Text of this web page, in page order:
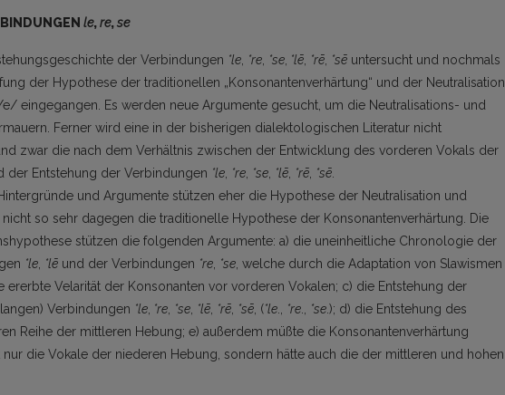
le,re,se
der Verbindungen *le, *re, *se, *lē, *rē, *sē untersucht und nochmals
der Hypothese der traditionellen „Konsonantenverhärtung“ und der Neutralisation
eingegangen. Es werden neue Argumente gesucht, um die Neutralisations- und
Ferner wird eine in der bisherigen dialektologischen Literatur nicht
zwar die nach dem Verhältnis zwischen der Entwicklung des vorderen Vokals der
der Entstehung der Verbindungen *le, *re, *se, *lē, *rē, *sē.
und Argumente stützen eher die Hypothese der Neutralisation und
so sehr dagegen die traditionelle Hypothese der Konsonantenverhärtung. Die
stützen die folgenden Argumente: a) die uneinheitliche Chronologie der
*le, *lē und der Verbindungen *re, *se, welche durch die Adaptation von Slawismen
Velarität der Konsonanten vor vorderen Vokalen; c) die Entstehung der
Verbindungen *le, *re, *se, *lē, *rē, *sē, (*le., *re., *se.); d) die Entstehung des
Reihe der mittleren Hebung; e) außerdem müßte die Konsonantenverhärtung
die Vokale der niederen Hebung, sondern hätte auch die der mittleren und hohen